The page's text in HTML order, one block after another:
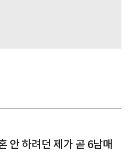
안 하려던 제가 곧 6남매